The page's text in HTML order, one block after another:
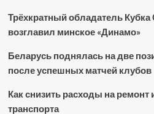
Трёхкратный обладатель
возглавил минское «Динамо»
Беларусь поднялась на две
после успешных матчей клубов
Как снизить расходы на ремонт
транспорта